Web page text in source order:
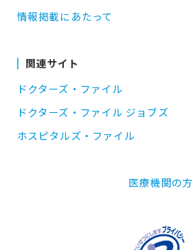
情報掲載にあたって
関連サイト
ドクターズ・ファイル
ドクターズ・ファイル ジョブズ
ホスピタルズ・ファイル
医療機関の